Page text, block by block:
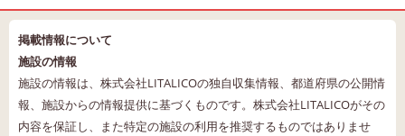
掲載情報について
施設の情報
施設の情報は、株式会社LITALICOの独自収集情報、都道府県の公開情
報、施設からの情報提供に基づくものです。株式会社LITALICOがその
内容を保証し、また特定の施設の利用を推奨するものではありませ